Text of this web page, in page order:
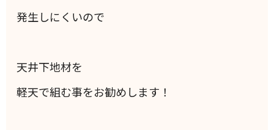
発生しにくいので
天井下地材を
軽天で組む事をお勧めします！